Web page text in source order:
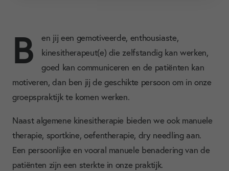
B
en jij een gemotiveerde, enthousiaste,
kinesitherapeut(e) die zelfstandig kan werken,
goed kan communiceren en de patiënten kan
motiveren, dan ben jij de geschikte persoon om in onze
groepspraktijk te komen werken.
Naast algemene kinesitherapie bieden we ook manuele
therapie, sportkine, oefentherapie, dry needling aan.
Een persoonlijke en vooral manuele benadering van de
patiënten zijn een sterkte in onze praktijk.